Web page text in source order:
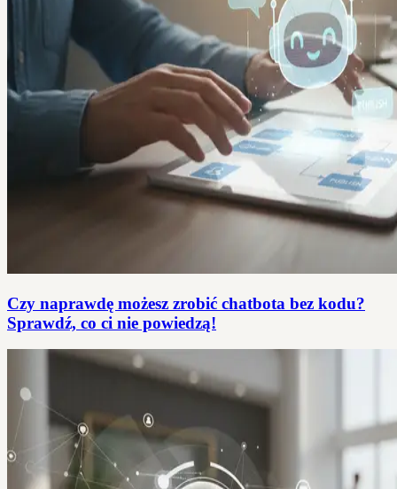
Czy naprawdę możesz zrobić chatbota bez kodu?
Sprawdź, co ci nie powiedzą!